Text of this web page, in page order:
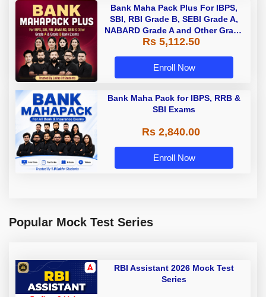
Bank Maha Pack Plus For IBPS,
SBI, RBI Grade B, SEBI Grade A,
NABARD Grade A and Other Grade
A & Grade B Bank Exams
Rs 5,112.50
Enroll Now
Bank Maha Pack for IBPS, RRB &
SBI Exams
Rs 2,840.00
Enroll Now
Popular Mock Test Series
RBI Assistant 2026 Mock Test
Series